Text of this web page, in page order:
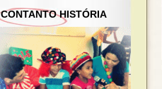
CONTANTO HISTÓRIA